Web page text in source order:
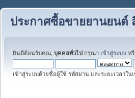
ประกาศซื้อขายยานยนต์
ยินดีต้อนรับคุณ, บุคคลทั่วไป กรุณา เข้าสู่ระบบ ห
เข้าสู่ระบบด้วยชื่อผู้ใช้ รหัสผ่าน และระยะเวลาใน